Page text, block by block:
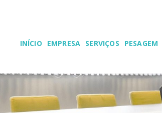
INÍCIO EMPRESA SERVIÇOS PESAGEM